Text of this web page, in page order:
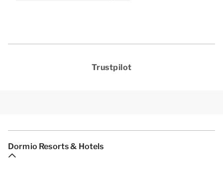
Trustpilot
Dormio Resorts & Hotels